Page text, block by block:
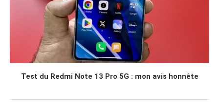
Test du Redmi Note 13 Pro 5G : mon avis honnête